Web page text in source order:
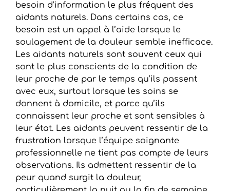
besoin d’information le plus fréquent des
aidants naturels. Dans certains cas, ce
besoin est un appel à l’aide lorsque le
soulagement de la douleur semble inefficace.
Les aidants naturels sont souvent ceux qui
sont le plus conscients de la condition de
leur proche de par le temps qu’ils passent
avec eux, surtout lorsque les soins se
donnent à domicile, et parce qu’ils
connaissent leur proche et sont sensibles à
leur état. Les aidants peuvent ressentir de la
frustration lorsque l’équipe soignante
professionnelle ne tient pas compte de leurs
observations. Ils admettent ressentir de la
peur quand surgit la douleur,